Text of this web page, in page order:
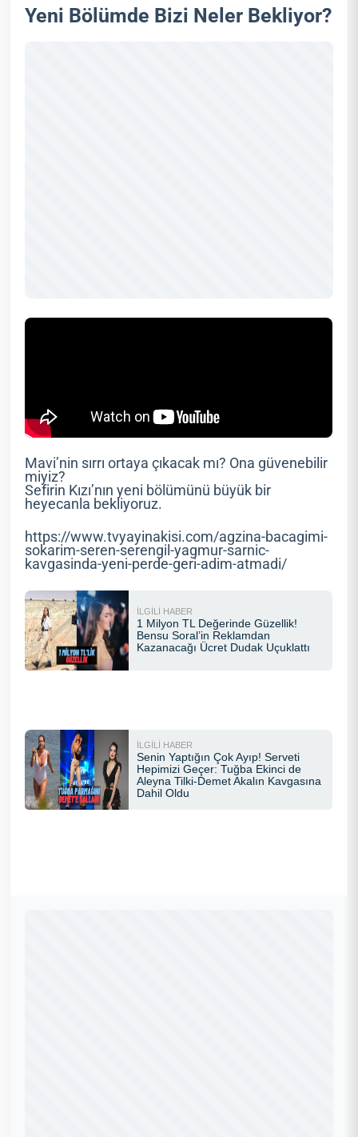
Yeni Bölümde Bizi Neler Bekliyor?
Mavi’nin sırrı ortaya çıkacak mı? Ona güvenebilir
miyiz?
Sefirin Kızı’nın yeni bölümünü büyük bir
heyecanla bekliyoruz.
https://www.tvyayinakisi.com/agzina-bacagimi-
sokarim-seren-serengil-yagmur-sarnic-
kavgasinda-yeni-perde-geri-adim-atmadi/